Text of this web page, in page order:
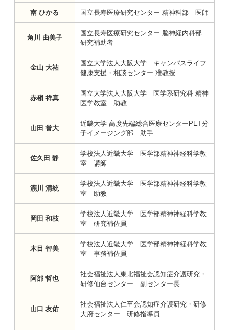
南 ひかる 国立長寿医療研究センター 精神科部 医師
角川 由美子
国立長寿医療研究センター 脳神経内科部
研究補助者
金山 大祐
国立大学法人大阪大学 キャンパスライフ
健康支援・相談センター 准教授
赤嶺 祥真
国立大学法人大阪大学 医学系研究科 精神
医学教室 助教
山田 誉大
近畿大学 高度先端総合医療センターPET分
子イメージング部 助手
佐久田 静
学校法人近畿大学 医学部精神神経科学教
室 講師
瀧川 清統
学校法人近畿大学 医学部精神神経科学教
室 助教
岡田 和枝
学校法人近畿大学 医学部精神神経科学教
室 研究補佐員
木目 智美
学校法人近畿大学 医学部精神神経科学教
室 事務補佐員
阿部 哲也
社会福祉法人東北福祉会認知症介護研究・
研修仙台センター 副センター長
山口 友佑
社会福祉法人仁至会認知症介護研究・研修
大府センター 研修指導員